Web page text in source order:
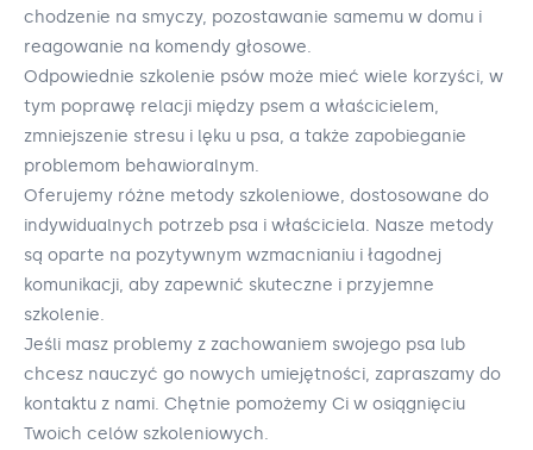
chodzenie na smyczy, pozostawanie samemu w domu i
reagowanie na komendy głosowe.
Odpowiednie szkolenie psów może mieć wiele korzyści, w
tym poprawę relacji między psem a właścicielem,
zmniejszenie stresu i lęku u psa, a także zapobieganie
problemom behawioralnym.
Oferujemy różne metody szkoleniowe, dostosowane do
indywidualnych potrzeb psa i właściciela. Nasze metody
są oparte na pozytywnym wzmacnianiu i łagodnej
komunikacji, aby zapewnić skuteczne i przyjemne
szkolenie.
Jeśli masz problemy z zachowaniem swojego psa lub
chcesz nauczyć go nowych umiejętności, zapraszamy do
kontaktu z nami. Chętnie pomożemy Ci w osiągnięciu
Twoich celów szkoleniowych.